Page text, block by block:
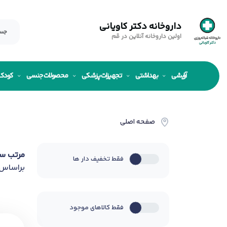
داروخانه دکتر کاویانی
اولین داروخانه آنلاین در قم
آرایشی بهداشتی تجهیزات پزشکی محصولات جنسی
صفحه اصلی
فقط تخفیف دار ها
فقط کالاهای موجود
مرتب